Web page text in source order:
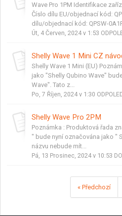
Wave Pro 1PM Identifikace
Číslo dílu EU/objednací kód:
dílu/objednací kód: QPSW-
Út, 4 Červen, 2024 v 1:53
Shelly Wave 1 Mini CZ
Shelly Wave 1 Mini (EU)
jako "Shelly Qubino Wave"
Wave". Tato z...
Po, 7 Říjen, 2024 v 1:30
Shelly Wave Pro 2PM
Poznámka : Produktová řada
" bude nyní označována jako "
názvu nebude mít...
Pá, 13 Prosinec, 2024 v 10:53
« Předchozí